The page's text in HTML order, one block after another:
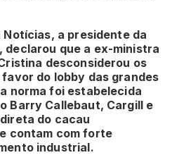
a presidente da
declarou que a ex-ministra
desconsiderou os
do lobby das grandes
norma foi estabelecida
Barry Callebaut, Cargill e
do cacau
contam com forte
industrial.